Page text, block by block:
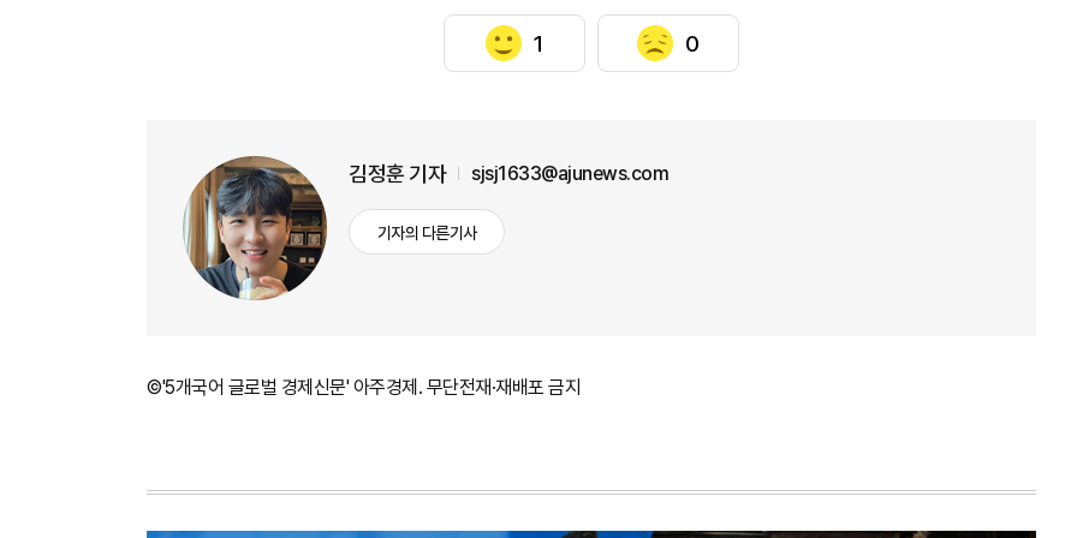
1 0
김정훈 기자 sjsj1633@ajunews.com
기자의 다른기사
©'5개국어 글로벌 경제신문' 아주경제. 무단전재·재배포 금지